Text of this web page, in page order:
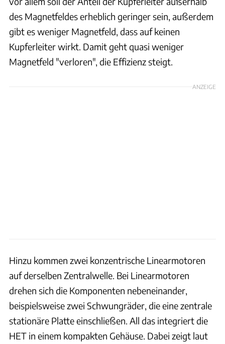
des Magnetfeldes erheblich geringer sein, außerdem
gibt es weniger Magnetfeld, dass auf keinen
Kupferleiter wirkt. Damit geht quasi weniger
Magnetfeld "verloren", die Effizienz steigt.
ANZEIGE
Hinzu kommen zwei konzentrische Linearmotoren
auf derselben Zentralwelle. Bei Linearmotoren
drehen sich die Komponenten nebeneinander,
beispielsweise zwei Schwungräder, die eine zentrale
stationäre Platte einschließen. All das integriert die
HET in einem kompakten Gehäuse. Dabei zeigt laut